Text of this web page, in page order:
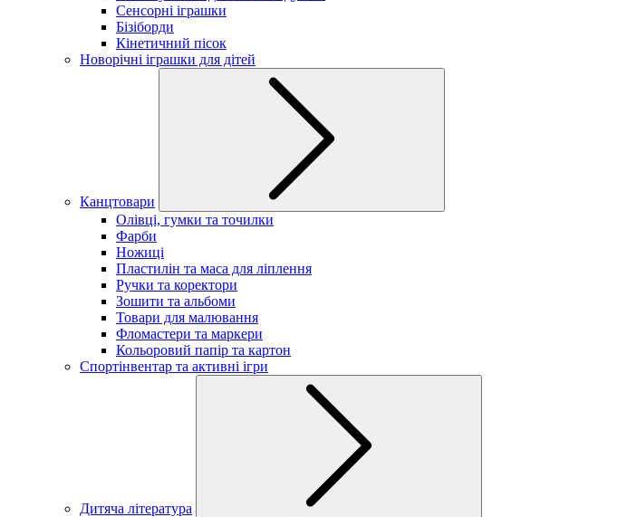
Сенсорні іграшки
Бізіборди
Кінетичний пісок
Новорічні іграшки для дітей
Канцтовари
Олівці, гумки та точилки
Фарби
Ножиці
Пластилін та маса для ліплення
Ручки та коректори
Зошити та альбоми
Товари для малювання
Фломастери та маркери
Кольоровий папір та картон
Спортінвентар та активні ігри
Дитяча література